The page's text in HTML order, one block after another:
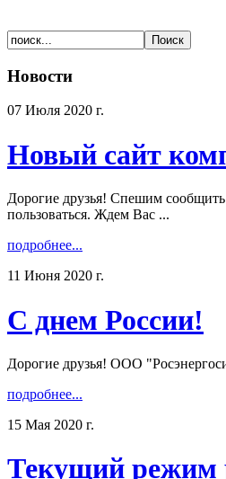
Новости
07 Июля 2020 г.
Новый сайт
Дорогие друзья! Спешим
пользоваться. Ждем Вас ...
подробнее...
11 Июня 2020 г.
С днем России!
Дорогие друзья! ООО
подробнее...
15 Мая 2020 г.
Текущий режим